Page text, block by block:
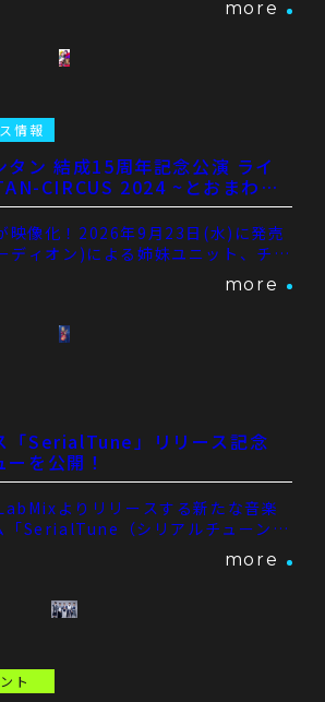
more
タン 結成15周年記念公演 ライ
CIRCUS 2024 ~とおまわり
いつつ~』Blu-ray＆DVDリリー
情報
映像化！2026年9月23日(水)に発売
ディオン)による姉妹ユニット、チ
more
「SerialTune」リリース記念
を公開！
よりリリースする新たな音楽
「SerialTune（シリアルチューン）
more
ト